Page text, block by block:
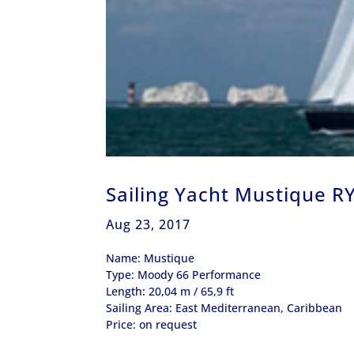
Sailing Yacht Mustique
Aug 23, 2017
Name: Mustique
Type: Moody 66 Performance
Length: 20,04 m / 65,9 ft
Sailing Area: East Mediterranean, Caribbean
Price: on request